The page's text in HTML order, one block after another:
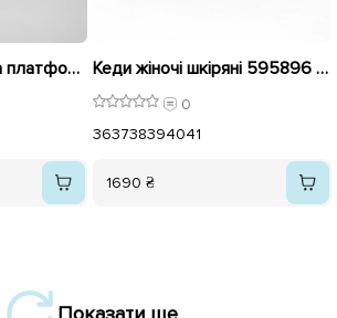
Кеди жіночі сітка на платформі 595414 Чорні Кеди жіночі шкіряні 595896 Чорні
0
363738394041
1690 ₴
Показати ще